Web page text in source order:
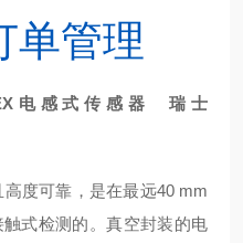
管理
电感式传感器 瑞士
度可靠，是在最远40 mm
式检测的。真空封装的电